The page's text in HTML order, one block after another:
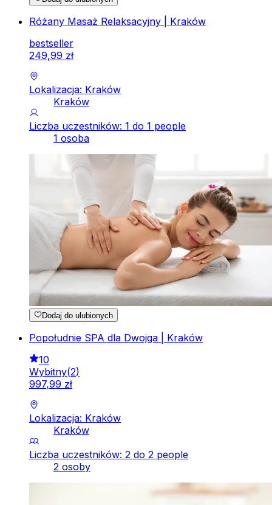
Różany Masaż Relaksacyjny | Kraków
bestseller
249,99 zł
Lokalizacja: Kraków
Kraków
Liczba uczestników: 1 do 1 people
1 osoba
Dodaj do ulubionych
Popołudnie SPA dla Dwojga | Kraków
10
Wybitny(2)
997,99 zł
Lokalizacja: Kraków
Kraków
Liczba uczestników: 2 do 2 people
2 osoby